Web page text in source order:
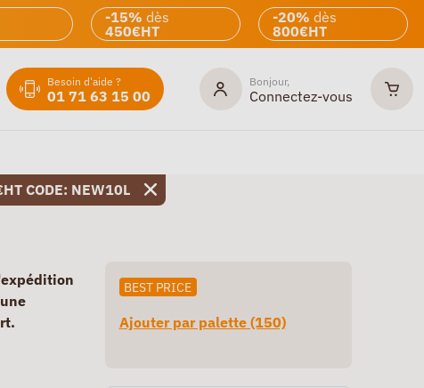
-15% dès
450€HT
-20% dès
800€HT
Besoin d'aide ?
01 71 63 15 00
Bonjour,
Connectez-vous
CODE: NEW10L
BEST PRICE
Ajouter par palette (150)